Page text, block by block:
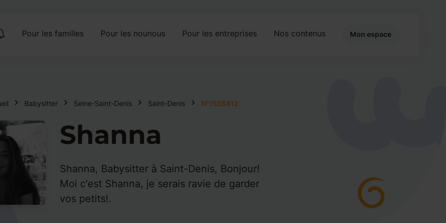
Pour les familles Pour les nounous Pour les entreprises Nos contenus Mon espace
Babysitter Seine-Saint-Denis Saint-Denis N°1555812
Shanna
Shanna, Babysitter à Saint-Denis, Bonjour!
Moi c'est Shanna, je serais ravie de garder
vos petits!.